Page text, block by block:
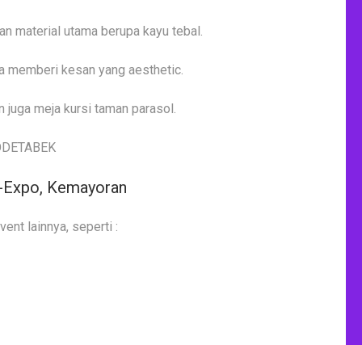
material utama berupa kayu tebal.
memberi kesan yang aesthetic.
meja kursi taman parasol.
Kemayoran
lainnya, seperti :